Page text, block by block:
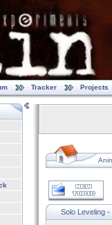
Tracker Projects
Solo Leveling -